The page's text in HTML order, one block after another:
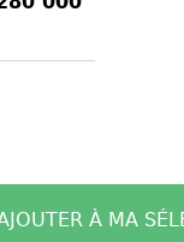
À MA